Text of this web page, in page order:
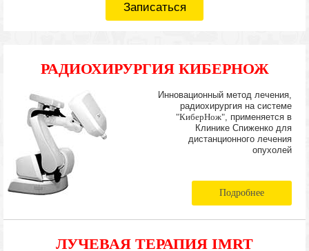
Записаться
РАДИОХИРУРГИЯ КИБЕРНОЖ
Инновационный метод лечения,
радиохирургия на системе
"КиберНож" , применяется в
Клинике Спиженко для
дистанционного лечения
опухолей
Подробнее
ЛУЧЕВАЯ ТЕРАПИЯ IMRT